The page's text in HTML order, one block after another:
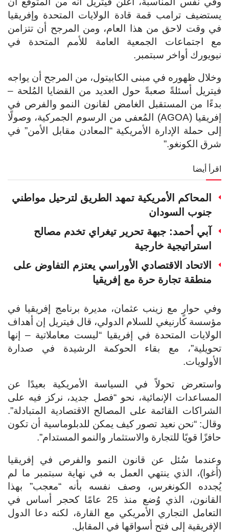
يستضيف ترامب قمة قادة الولايات المتحدة وإفريقيا
في وقت لاحق من هذا العام، ومن المرجح أن تتزامن
مع اجتماعات الجمعية العامة للأمم المتحدة في
نيويورك أواخر سبتمبر.
وخلال ظهوره في مبنى الكابيتول، من المرجح أن يواجه
فيتريل أسئلةً صعبةً حول العديد من القضايا المُلحة –
بدءًا من المستقبل الغامض لقانون النمو والفرص في
إفريقيا (AGOA) المُعفى من الرسوم الجمركية، وصولًا
إلى حملة الإدارة الأمريكية “المعادن مقابل الأمن” في
شرق الكونغو.”
اقرأ أيضا
المحاكم الأمريكية تمهد الطريق لترحيل مواطني
جنوب السودان
آبي أحمد: جبهة تحرير تيغراي تخدم مصالح
استراتيجية خارجية
الاتحاد الاقتصادي الأوراسي يعتزم التفاوض على
منطقة تجارة حرة مع إفريقيا
وفي حوارٍ مع زينب عثمان، مديرة برنامج إفريقيا في
مؤسسة كارنيغي للسلام الدولي، قال فيتريل إن أهداف
الولايات المتحدة في إفريقيا “ليست معاملاتية – إنها
تحويلية”، مع بقاء الحوكمة الرشيدة في صدارة
الأولويات.
واستعرض تحولاً في السياسة الأمريكية بعيدًا عن
المساعدات الإنمائية، نحو “فصل جديد، نركز فيه على
الشراكات القائمة على المصالح الاقتصادية المتبادلة”.
وقال: “نحن نعيد تصور كيف يمكن للدبلوماسية أن تكون
حافزًا قويًا للتجارة والاستثمار والنمو المستدام”.
وعندما سُئل عن قانون النمو والفرص في إفريقيا
(أغوا)، الذي ينتهي العمل به في نهاية سبتمبر ما لم
يُجدده الكونغرس، وصف نفسه بأنه “معجب” بهذا
القانون، الذي وُضع منذ 25 عامًا كحجر أساس في
التعامل التجاري الأمريكي مع القارة، لكنه دعا الدول
الإفريقية إلى فتح أسواقها في المقابل.